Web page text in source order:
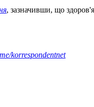
, зазначивши, що здоров'я
korrespondentnet